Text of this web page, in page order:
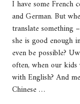
I have some French
and German. But
translate something
she is good enough
even be possible?
often, when our
with English? And
Chinese …